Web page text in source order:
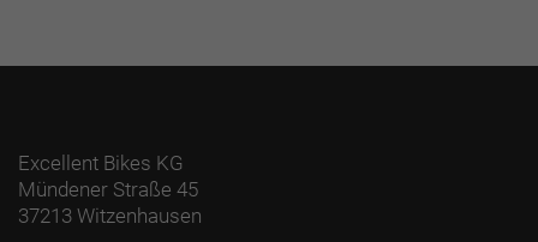
Excellent Bikes KG
Mündener Straße 45
37213 Witzenhausen